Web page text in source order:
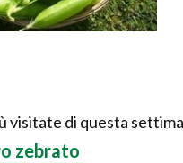
visitate di questa
zebrato